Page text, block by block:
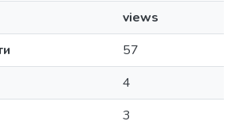
views
57
4
3